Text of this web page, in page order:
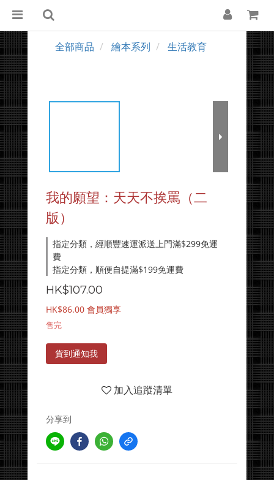
全部商品 繪本系列 生活教育
我的願望：天天不挨罵（二
版）
指定分類，經順豐速運派送上門滿$299免運
費
指定分類，順便自提滿$199免運費
HK$107.00
HK$86.00 會員獨享
售完
貨到通知我
加入追蹤清單
分享到